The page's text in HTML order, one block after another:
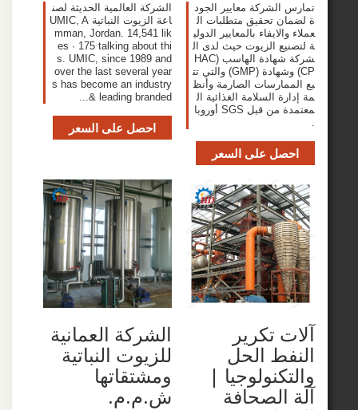
معايير الجود
تحقيق متطلبات ال
بالمعايير الدولي
الزيوت حيث لدى ال
شركة شهادة الهاسب (HAC
CP) وشهادة (GMP) والتي تت
الصارمة وأنظ
السلامة الغذائية ال
معتمدة من قبل SGS أوروبا
على السعر
‎الشركة العالمية الحديثة لصن
اعة الزيوت النباتية UMIC‎, A
mman, Jordan. 14,541 lik
es · 175 talking about thi
s. UMIC, since 1989 and
over the last several year
s has become an industry
leading branded &...
احصل على السعر
تكرير
الحل
|
الشركة العمانية
للزيوت النباتية
ومشتقاتها
ش.م.م.